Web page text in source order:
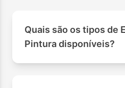
Quais são os tipos de
Pintura disponíveis?